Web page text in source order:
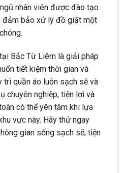
nhân viên được đào tạo
đảm bảo xử lý đồ giặt một
Bắc Từ Liêm là giải pháp
tiết kiệm thời gian và
quần áo luôn sạch sẽ và
chuyên nghiệp, tiện lợi và
có thể yên tâm khi lựa
vực này. Hãy thử ngay
gian sống sạch sẽ, tiện